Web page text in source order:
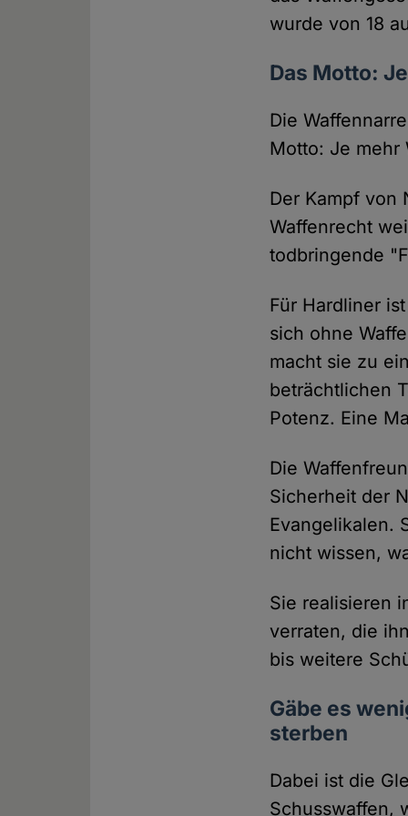
wurde von 18
Das Motto:
Die
Motto: Je mehr
Der Kampf von
Waffenrecht
todbringende
Für Hardliner
sich ohne
macht sie zu
beträchtlichen
Potenz. Eine
Die
Sicherheit der
Evangelikalen.
nicht wissen,
Sie realisieren
verraten, die
bis weitere
Gäbe es
sterben
Dabei ist die
Schusswaffen,